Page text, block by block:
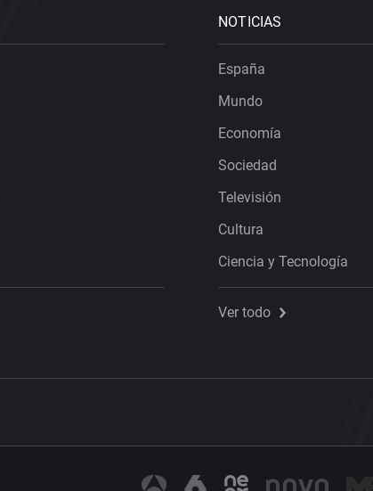
NOTICIAS
España
Mundo
Economía
Sociedad
Televisión
Cultura
Ciencia y Tecnología
Ver todo